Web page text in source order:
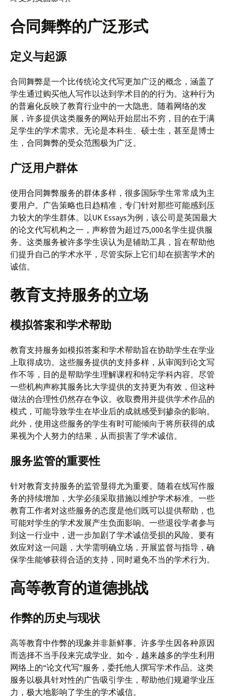
合同舞弊的广泛形式
定义与起源
合同舞弊是一个比传统论文代写更加广泛的概念，涵盖了
学生通过购买他人写作以达到学术目的的行为。这种行为
的普遍化反映了教育行业中的一大隐患。随着网络的发
展，许多提供这类服务的网站开始层出不穷，目的在于满
足学生的学术需求。无论是本科生、硕士生，甚至是博士
生，合同舞弊的受众范围极为广泛。
广泛用户群体
使用合同舞弊服务的群体多样，很多国际学生常常成为主
要用户。广告策略也日趋精准，专门针对那些可能感到压
力较大的学生群体。以UK Essays为例，该公司是英国最大
的论文代写机构之一，声称曾为超过75,000名学生提供服
务。这类服务被许多学生误认为是辅助工具，旨在帮助他
们提升自己的学术水平，尽管实际上它们却在损害学术的
诚信。
教育支持服务的立场
模拟答案和学术帮助
教育支持服务如模拟答案和学术帮助旨在协助学生在学业
上取得成功。这些服务提供的支持多样，从审阅到论文写
作不等，目的是帮助学生理解课程和特定学科内容。尽管
一些机构声称其服务比大学提供的支持更为有效，但这种
做法的合理性仍然存在争议。收取费用并提供学术作品的
模式，可能导致学生在毕业后的成就感受到掺杂的影响。
此外，使用这些服务的学生有时可能倾向于将所获得的成
果视为个人努力的结果，从而损害了学术诚信。
服务监管的重要性
针对教育支持服务的监管显得尤为重要。随着在线写作服
务的持续增加，大学必须采取措施以维护学术标准。一些
教育工作者对这些服务的态度是他们既可以提供帮助，也
可能对学生的学术发展产生负面影响。一些退役学者参与
到这一行业中，进一步加剧了学术诚信受损的风险。要有
效应对这一问题，大学需明确立场，开展监督与指导，确
保学生能够获得合适的支持，同时避免不当的学术行为。
高等教育的道德挑战
作弊的历史与现状
高等教育中作弊的现象并非新鲜事。许多学生因各种原因
而选择不当手段来完成学业。如今，越来越多的学生利用
网络上的“论文代写”服务，委托他人撰写学术作品。这类
服务以极具针对性的广告吸引学生，帮助他们规避学业压
力，极大地影响了学生的学术诚信。